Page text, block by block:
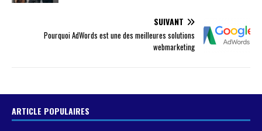
SUIVANT
Pourquoi AdWords est une des meilleures solutions
webmarketing
ARTICLE POPULAIRES